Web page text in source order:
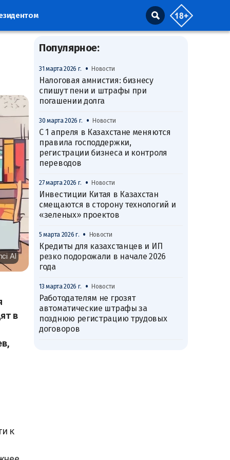
AI
в
к
Популярное:
31 марта 2026 г. • Новости
Налоговая амнистия: бизнесу
спишут пени и штрафы при
погашении долга
30 марта 2026 г. • Новости
С 1 апреля в Казахстане меняются
правила господдержки,
регистрации бизнеса и контроля
переводов
27 марта 2026 г. • Новости
Инвестиции Китая в Казахстан
смещаются в сторону технологий и
«зеленых» проектов
5 марта 2026 г. • Новости
Кредиты для казахстанцев и ИП
резко подорожали в начале 2026
года
13 марта 2026 г. • Новости
Работодателям не грозят
автоматические штрафы за
позднюю регистрацию трудовых
договоров